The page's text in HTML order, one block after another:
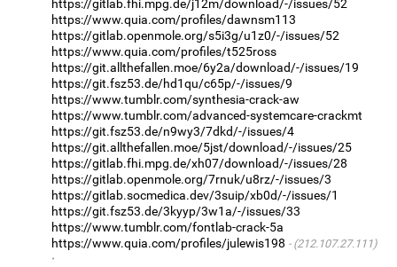
https://gitlab.fhi.mpg.de/j12m/download/-/issues/52
https://www.quia.com/profiles/dawnsm113
https://gitlab.openmole.org/s5i3g/u1z0/-/issues/52
https://www.quia.com/profiles/t525ross
https://git.allthefallen.moe/6y2a/download/-/issues/19
https://git.fsz53.de/hd1qu/c65p/-/issues/9
https://www.tumblr.com/synthesia-crack-aw
https://www.tumblr.com/advanced-systemcare-crackmt
https://git.fsz53.de/n9wy3/7dkd/-/issues/4
https://git.allthefallen.moe/5jst/download/-/issues/25
https://gitlab.fhi.mpg.de/xh07/download/-/issues/28
https://gitlab.openmole.org/7rnuk/u8rz/-/issues/3
https://gitlab.socmedica.dev/3suip/xb0d/-/issues/1
https://git.fsz53.de/3kyyp/3w1a/-/issues/33
https://www.tumblr.com/fontlab-crack-5a
https://www.quia.com/profiles/julewis198
(212.107.27.111)
·